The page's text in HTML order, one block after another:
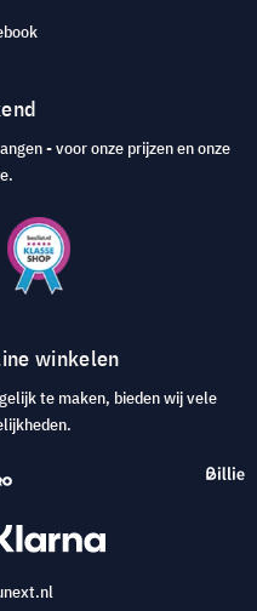
- voor onze prijzen en onze
winkelen
te maken, bieden wij vele